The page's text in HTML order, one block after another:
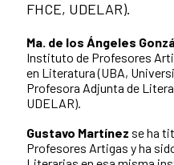
FHCE, UDELAR).
Ma. de los Ángeles
Instituto de Profesores
en Literatura (UBA,
Profesora Adjunta de
UDELAR).
Gustavo Martínez se ha
Profesores Artigas y ha